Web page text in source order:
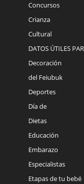
Concursos
Crianza
Cultural
DATOS ÚTILES
Decoración
del Feiubuk
Deportes
Día de
Dietas
Educación
Embarazo
Especialistas
Etapas de tu bebé